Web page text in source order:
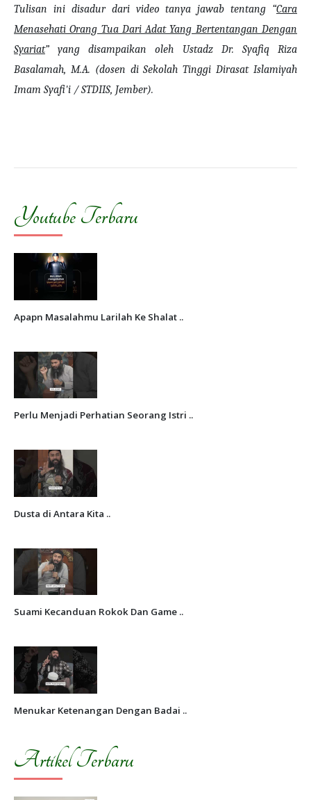
Tulisan ini disadur dari video tanya jawab tentang “Cara
Menasehati Orang Tua Dari Adat Yang Bertentangan Dengan
Syariat” yang disampaikan oleh Ustadz Dr. Syafiq Riza
Basalamah, M.A. (dosen di Sekolah Tinggi Dirasat Islamiyah
Imam Syafi'i / STDIIS, Jember).
Youtube Terbaru
Apapn Masalahmu Larilah Ke Shalat ..
Perlu Menjadi Perhatian Seorang Istri ..
Dusta di Antara Kita ..
Suami Kecanduan Rokok Dan Game ..
Menukar Ketenangan Dengan Badai ..
Artikel Terbaru